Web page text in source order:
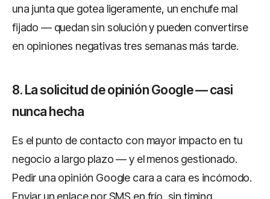
una junta que gotea ligeramente, un enchufe mal
fijado — quedan sin solución y pueden convertirse
en opiniones negativas tres semanas más tarde.
8. La solicitud de opinión Google — casi
nunca hecha
Es el punto de contacto con mayor impacto en tu
negocio a largo plazo — y el menos gestionado.
Pedir una opinión Google cara a cara es incómodo.
Enviar un enlace por SMS en frío, sin timing